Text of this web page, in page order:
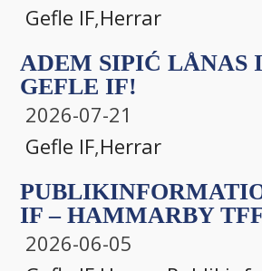
Gefle IF,Herrar
ADEM SIPIĆ LÅNAS
GEFLE IF!
2026-07-21
Gefle IF,Herrar
IF – HAMMARBY
2026-06-05